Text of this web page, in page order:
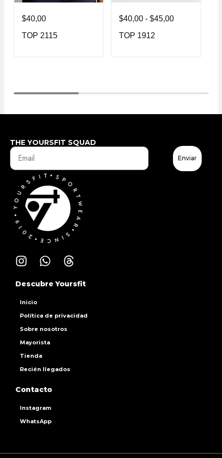
$40,00
TOP 2115
$40,00 - $45,00
TOP 1912
THE YOURSFIT SQUAD
Enviar
Inicio
Política de privacidad
Sobre nosotros
Mayorista
Tienda
Recién llegados
Descubre Yoursfit
Instagram
WhatsApp
Contacto